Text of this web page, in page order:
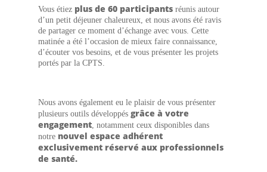
Vous étiez plus de 60 participants réunis autour
d’un petit déjeuner chaleureux, et nous avons été ravis
de partager ce moment d’échange avec vous. Cette
matinée a été l’occasion de mieux faire connaissance,
d’écouter vos besoins, et de vous présenter les projets
portés par la CPTS.
Nous avons également eu le plaisir de vous présenter
plusieurs outils développésgrâce à votre
engagement, notamment ceux disponibles dans
notre nouvel espace adhérent
exclusivement réservé aux professionnels
de santé.